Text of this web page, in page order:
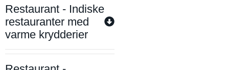
Restaurant - Indiske
restauranter med
varme krydderier